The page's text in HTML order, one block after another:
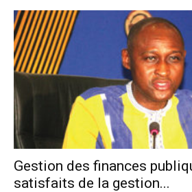
Gestion des finances
satisfaits de la gestion...